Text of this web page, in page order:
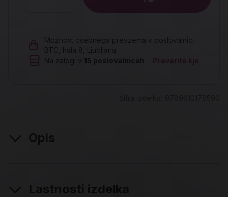
Možnost osebnega prevzema v poslovalnici
BTC, hala 8, Ljubljana
Na zalogi v
15 poslovalnicah Preverite kje
Opis
Lastnosti izdelka